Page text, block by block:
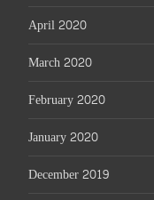
April 2020
March 2020
February 2020
January 2020
December 2019